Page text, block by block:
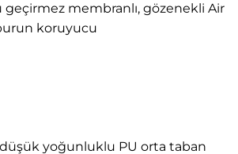
geçirmez membranlı, gözenekli Air
koruyucu
yoğunluklu PU orta taban